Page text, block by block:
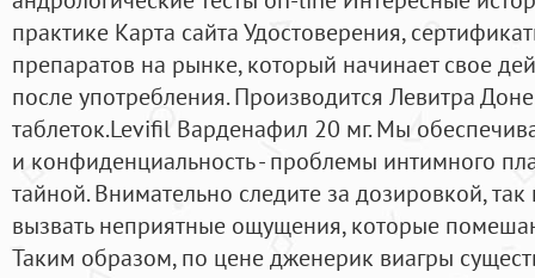
практике Карта сайта Удостоверения,
препаратов на рынке, который начинает свое
после употребления. Производится Левитра
таблеток.Levifil Варденафил 20 мг. Мы
и конфиденциальность - проблемы интимного
тайной. Внимательно следите за дозировкой,
вызвать неприятные ощущения, которые
Таким образом, по цене дженерик виагры